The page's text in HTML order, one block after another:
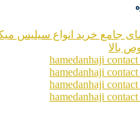
جامع خرید انواع سیلیس
hamedanhaji
hamedanhaji
hamedanhaji
hamedanhaji